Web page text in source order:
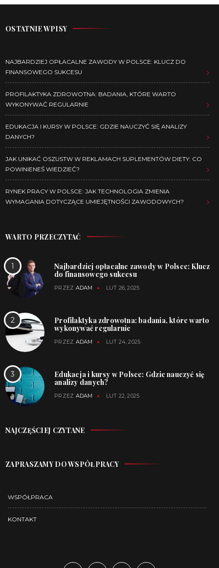
OSTATNIE WPISY
NAJBARDZIEJ OPŁACALNE ZAWODY W POLSCE: KLUCZ DO
FINANSOWEGO SUKCESU
PROFILAKTYKA ZDROWOTNA: BADANIA, KTÓRE WARTO
WYKONYWAĆ REGULARNIE
EDUKACJA I KURSY W POLSCE: GDZIE NAUCZYĆ SIĘ ANALIZY
DANYCH?
JAK UNIKAĆ OSZUSTW W REKLAMACH SUPLEMENTÓW DIETY: CO
POWINIENEŚ WIEDZIEĆ?
RYNEK PRACY W POLSCE: JAK TECHNOLOGIA ZMIENIA
WYMAGANIA DOTYCZĄCE UMIEJĘTNOŚCI ZAWODOWYCH?
WARTO PRZECZYTAĆ
Najbardziej opłacalne zawody w Polsce: Klucz
do finansowego sukcesu
PRZEZ ADAM LUT 26, 2025
Profilaktyka zdrowotna: badania, które warto
wykonywać regularnie
PRZEZ ADAM LUT 24, 2025
Edukacja i kursy w Polsce: Gdzie nauczyć się
analizy danych?
PRZEZ ADAM LUT 22, 2025
NAJCZĘŚCIEJ CZYTANE
ZAPRASZAMY DO WSPÓŁPRACY
WSPÓŁPRACA
KONTAKT